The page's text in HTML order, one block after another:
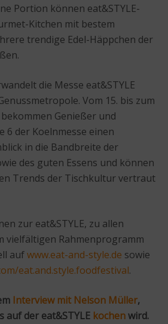
Portion können eat&STYLE-
Kitchen mit bestem
trendige Edel-Häppchen der
die Messe eat&STYLE
Vom 15. bis zum
Genießer und
6 der Koelnmesse einen
in die Bandbreite der
des guten Essens und können
Trends der Tischkultur vertraut
zur eat&STYLE, zu allen
vielfältigen Rahmenprogramm
aufwww.eat-and-style.de sowie
eat.and.style.foodfestival.
Interview mit Nelson Müller,
auf der eat&STYLE kochenwird.